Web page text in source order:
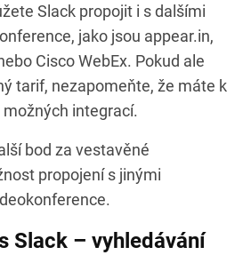
Slack propojit i s dalšími
jako jsou appear.in,
Cisco WebEx. Pokud ale
tarif, nezapomeňte, že máte k
integrací.
bod za vestavěné
propojení s jinými
Slack – vyhledávání